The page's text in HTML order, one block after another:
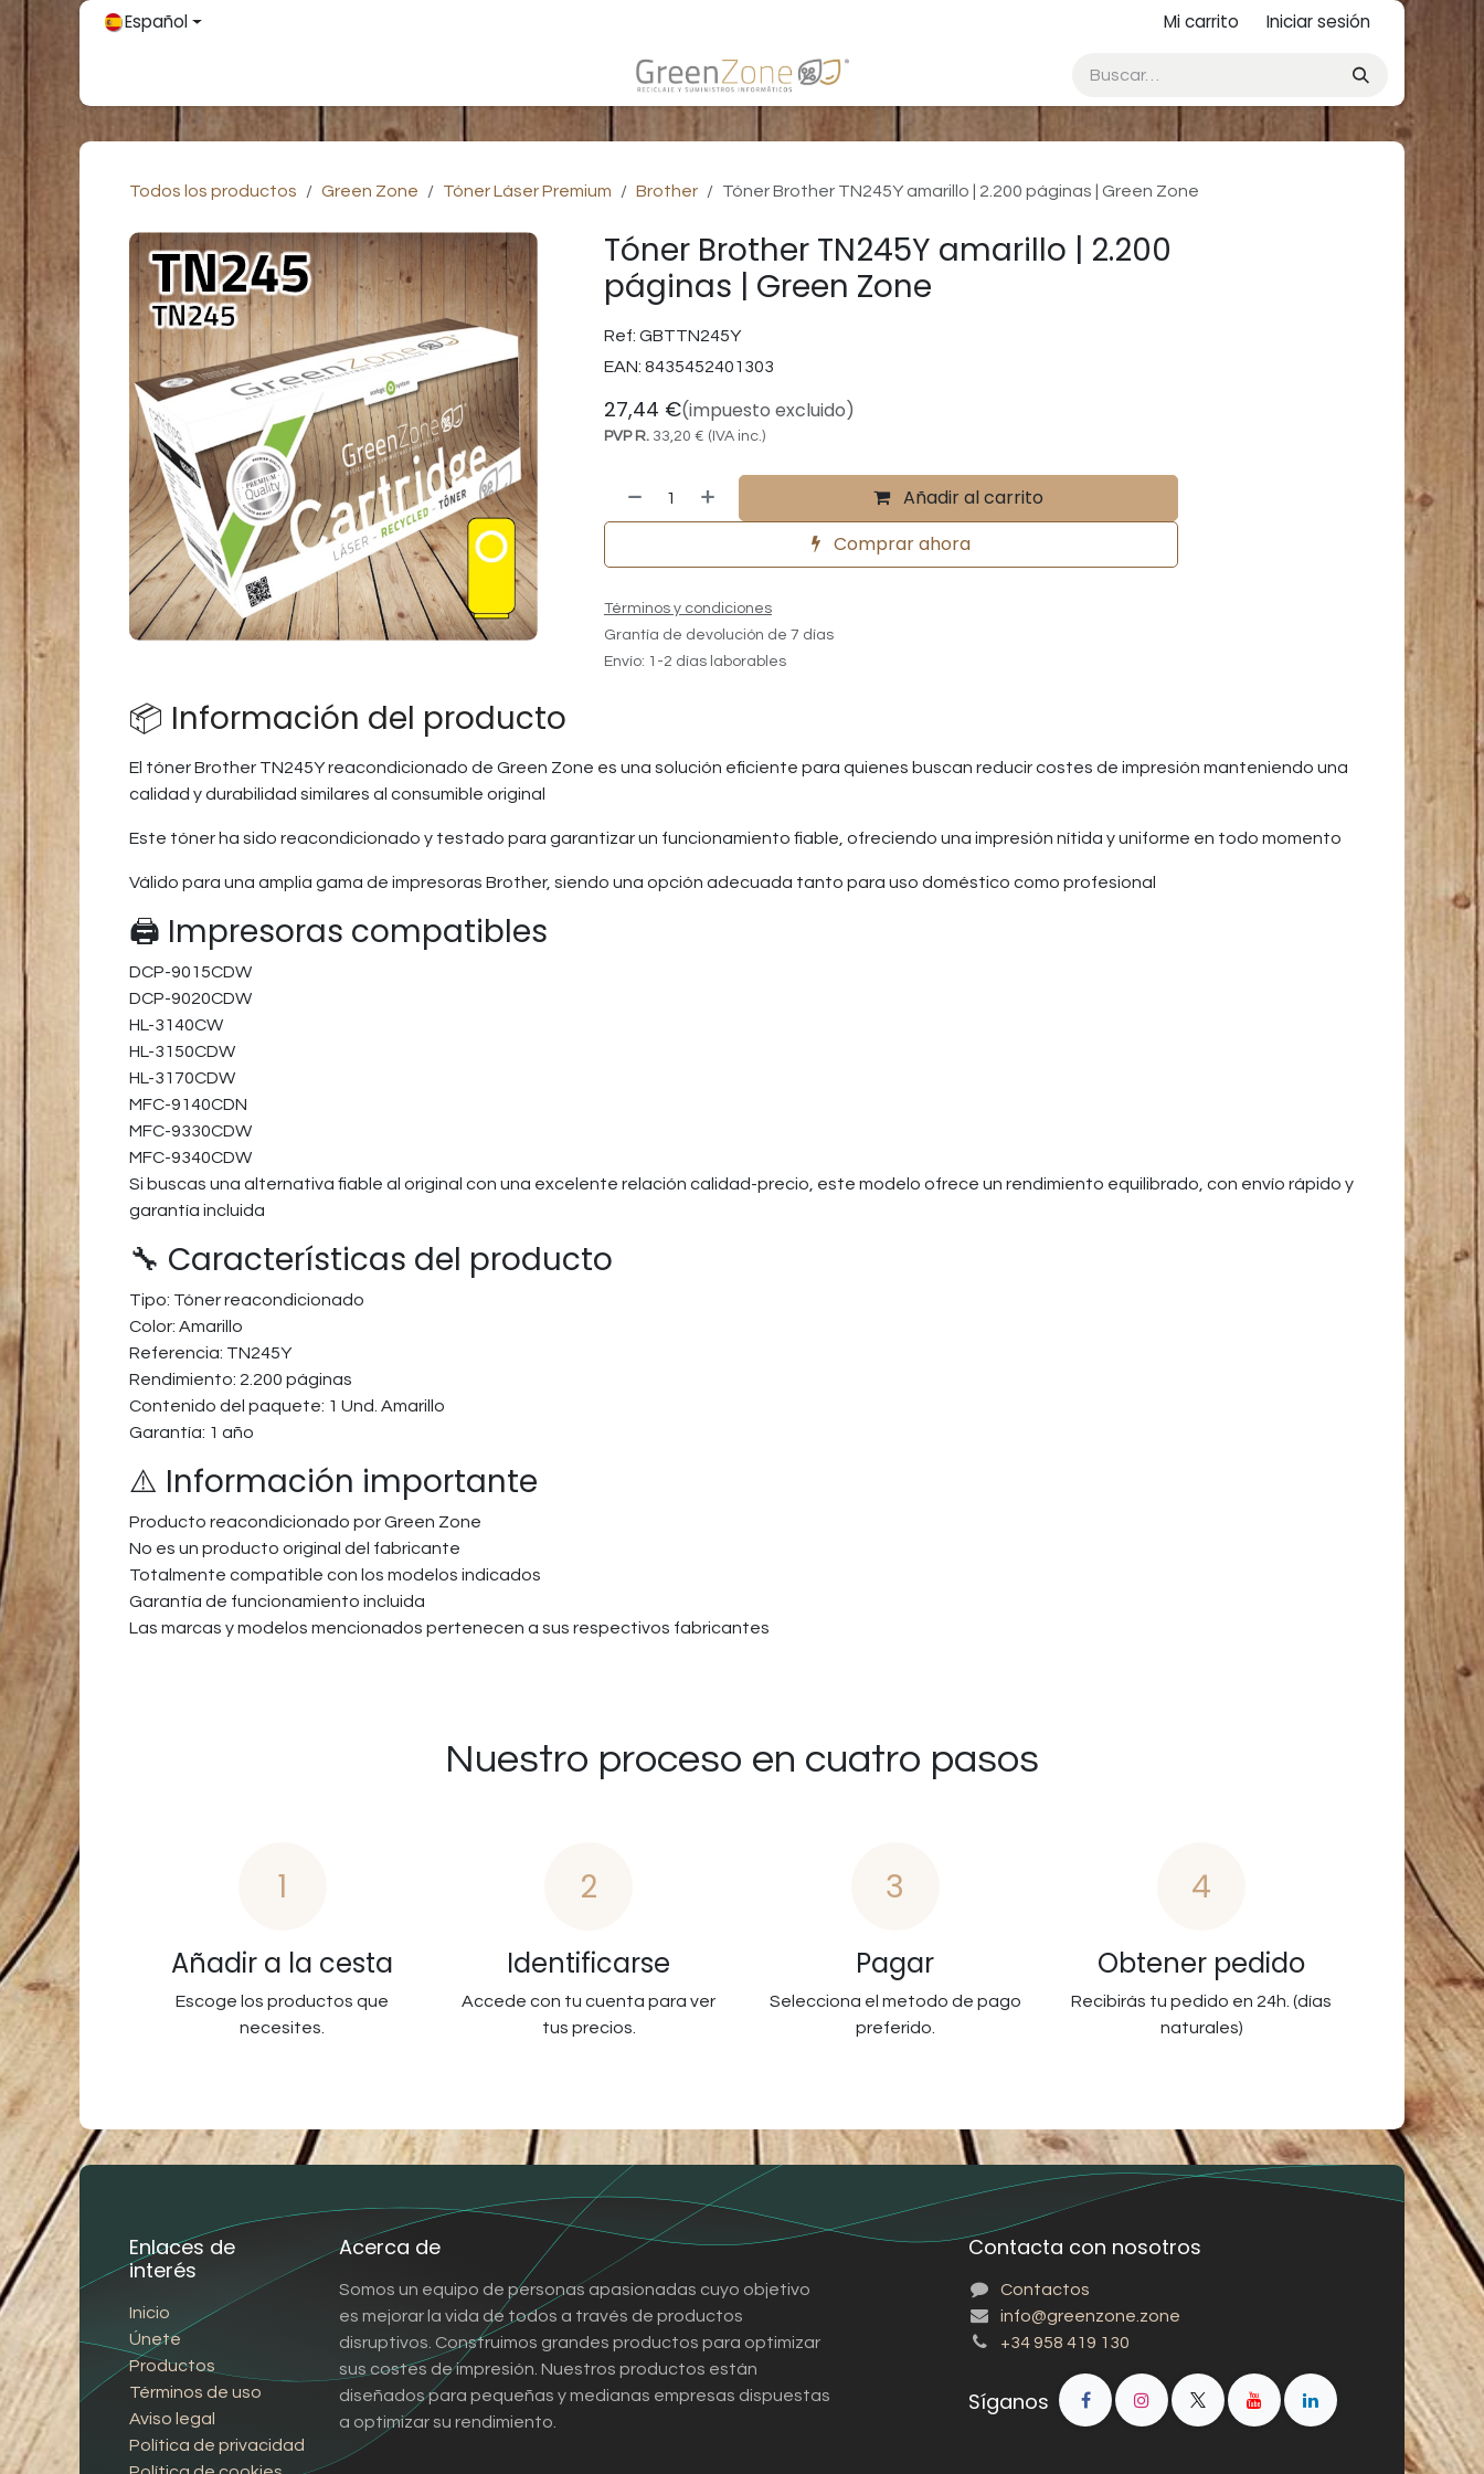
Ir al contenidoEspañol Mi carrito Iniciar sesión
Todos los productos Green Zone Tóner Láser Premium Brother Tóner Brother TN245Y amarillo | 2.200 páginas | Green Zone
Tóner Brother TN245Y amarillo | 2.200
páginas | Green Zone
Ref: GBTTN245Y
EAN: 8435452401303
27,44 €(impuesto excluido)
PVP R. 33,20 € (IVA inc.)
Añadir al carrito
Comprar ahora
Términos y condiciones
Grantía de devolución de 7 días
Envío: 1-2 días laborables
📦 Información del producto
El tóner Brother TN245Y reacondicionado de Green Zone es una solución eficiente para quienes buscan reducir costes de impresión manteniendo una
calidad y durabilidad similares al consumible original
Este tóner ha sido reacondicionado y testado para garantizar un funcionamiento fiable, ofreciendo una impresión nítida y uniforme en todo momento
Válido para una amplia gama de impresoras Brother, siendo una opción adecuada tanto para uso doméstico como profesional
🖨️ Impresoras compatibles
DCP-9015CDW
DCP-9020CDW
HL-3140CW
HL-3150CDW
HL-3170CDW
MFC-9140CDN
MFC-9330CDW
MFC-9340CDW
Si buscas una alternativa fiable al original con una excelente relación calidad-precio, este modelo ofrece un rendimiento equilibrado, con envío rápido y
garantía incluida
🔧 Características del producto
Tipo: Tóner reacondicionado
Color: Amarillo
Referencia: TN245Y
Rendimiento: 2.200 páginas
Contenido del paquete: 1 Und. Amarillo
Garantía: 1 año
⚠️ Información importante
Producto reacondicionado por Green Zone
No es un producto original del fabricante
Totalmente compatible con los modelos indicados
Garantía de funcionamiento incluida
Las marcas y modelos mencionados pertenecen a sus respectivos fabricantes
Nuestro proceso en cuatro pasos
1
Añadir a la cesta
Escoge los productos que
necesites.
2
Identificarse
Accede con tu cuenta para ver
tus precios.
3
Pagar
Selecciona el metodo de pago
preferido.
4
Obtener pedido
Recibirás tu pedido en 24h. (días
naturales)
Enlaces de
interés
Inicio
Únete
Productos
Términos de uso
Aviso legal
Política de privacidad
Acerca de
Somos un equipo de personas apasionadas cuyo objetivo
es mejorar la vida de todos a través de productos
disruptivos. Construimos grandes productos para optimizar
sus costes de impresión. Nuestros productos están
diseñados para pequeñas y medianas empresas dispuestas
a optimizar su rendimiento.
Contacta con nosotros
Contactos
info@greenzone.zone
+34 958 419 130
Síganos